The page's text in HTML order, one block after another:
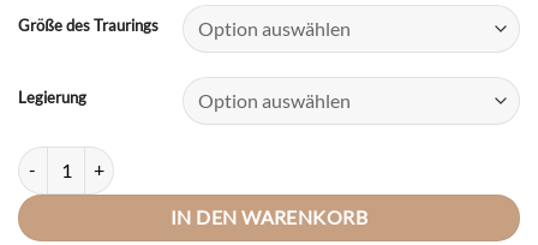
bis
1.266,00 €
Größe des Traurings
Legierung
DOOSTI Trauring / Ehering aus Gelbgold - inkl. Gratis Gravur Menge
IN DEN WARENKORB